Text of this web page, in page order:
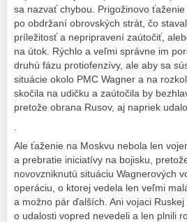
sa nazvať chybou. Prigožinovo
po obdržaní obrovských strát, čo
príležitosť a nepripravení zaútočiť,
na útok. Rýchlo a veľmi správne im
druhú fázu protiofenzívy, ale aby sa
situácie okolo PMC Wagner a na
skočila na udičku a zaútočila by
pretože obrana Rusov, aj napriek
Ale ťaženie na Moskvu nebola len
a prebratie iniciatívy na bojisku,
novovzniknutú situáciu Wagnerových
operáciu, o ktorej vedela len veľmi
a možno pár ďalších. Ani vojaci
o udalosti vopred nevedeli a len plnili